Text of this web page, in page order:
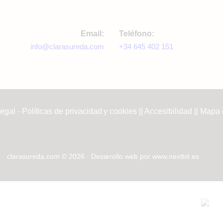
Email:
info@clarasureda.com
Teléfono:
+34 645 402 151
· Políticas de privacidad y cookies ||Accesibilidad Mapa
clarasureda.com © 2026 · Desarrollo web porwww.nextbit.es